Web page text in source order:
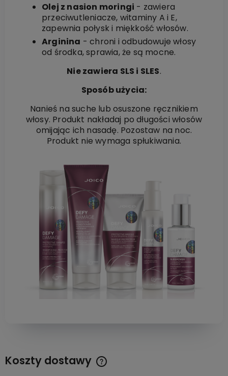
Olej z nasion moringi - zawiera
przeciwutleniacze, witaminy A i E,
zapewnia połysk i miękkość włosów.
Arginina - chroni i odbudowuje włosy
od środka, sprawia, że są mocne.
Nie zawiera SLS i SLES.
Sposób użycia:
Nanieś na suche lub osuszone ręcznikiem
włosy. Produkt nakładaj po długości włosów
omijając ich nasadę. Pozostaw na noc.
Produkt nie wymaga spłukiwania.
Koszty dostawy
Cena nie zawiera ewentualnych kosztów płatności